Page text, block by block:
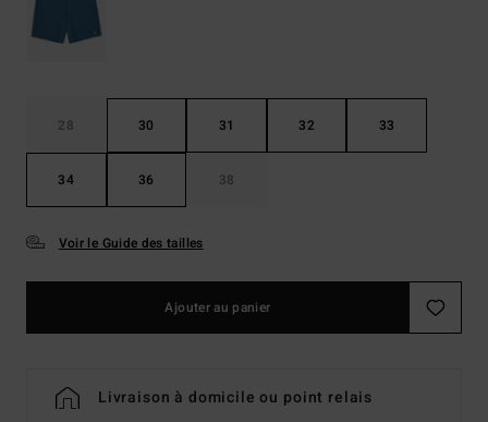
28 30 31 32 33
34 36 38
Voir le Guide des tailles
Ajouter au panier
Livraison à domicile ou point relais